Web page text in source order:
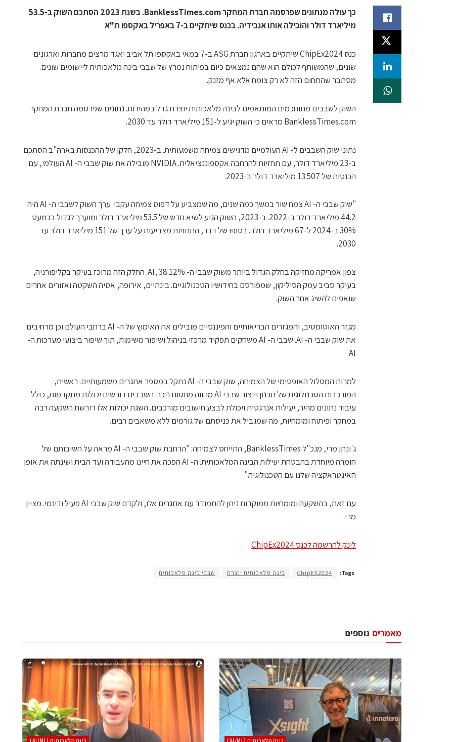
כך עולה מנתונים שפרסמה חברת המחקר BanklessTimes.com. בשנת 2023 הסתכם השוק ב-53.5
מיליארד דולר והובילה אותו אנבידיה. בכנס שיתקיים ב-7 באפריל באקספו ת"א
כנס ChipEx2024 שיתקיים בארגון חברת ASG ב-7 במאי באקספו תל אביב יאגד מרצים מחברות וארגונים
שונים, שהמשותף לכולם הוא שהם נמצאים כיום בפיתוח נמרץ של שבבי בינה מלאכותית ליישומים שונים.
מסתבר שהתחום הזה לא רק צומח אלא אף מזנק.
השוק לשבבים מתוחכמים המותאמים לבינה מלאכותית יוצרת גדל במהירות. נתונים שפרסמה חברת המחקר
BanklessTimes.com מראים כי השוק יגיע ל-151 מיליארד דולר עד 2030.
נתוני שוק השבבים ל- AI העולמיים מדגישים צמיחה משמעותית. ב-2023, חלקן של ההכנסות בארה"ב הסתכם
ב-23 מיליארד דולר, עם תחזיות להרחבה אקספוננציאלית. NVIDIA מובילה את שוק שבבי ה- AI העולמי, עם
הכנסות של 13.507 מיליארד דולר ב-2023.
"שוק שבבי ה- AI צמח שור במשך כמה שנים, מה שמצביע על דפוס צמיחה עקבי. ערך השוק לשבבי ה- AI היה
44.2 מיליארד דולר ב-2022. ב-2023, השוק הגיע לשיא חדש של 53.5 מיליארד דולר ומוערך לגדול בכמעט
30% ב-2024 ל-67 מיליארד דולר. בסופו של דבר, התחזיות מצביעות על ערך של 151 מיליארד דולר עד
2030.
צפון אמריקה מחזיקה בחלק הגדול ביותר משוק שבבי ה- AI, 38.12%. החלק הזה מרוכז בעיקר בקליפורניה,
בעיקר סביב עמק הסיליקון, שמפורסם בחידושיו הטכנולוגיים. בינתיים, אירופה, אסיה השקטה ואזורים אחרים
שואפים להשיג אחר השוק.
מגזר האוטומטיב, והמגזרים הבריאותיים והפיננסיים מובילים את האימוץ של ה- AI ברחבי העולם וכן מרחיבים
את שוק שבבי ה- AI. שבבי ה- AI משחקים תפקיד מרכזי בניהול ושיפור משימות, תוך שיפור ביצועי מערכות ה-
AI.
למרות המסלול האופטימי של הצמיחה, שוק שבבי ה- AI נתקל במספר אתגרים משמעותיים. ראשית,
המורכבות הטכנולוגית של תכנון וייצור שבבי AI מהווה מחסום ניכר. השבבים דורשים יכולות מתקדמות, כולל
עיבוד נתונים מהיר, יעילות אנרגטית ויכולת לבצע חישובים מורכבים. השגת יכולות אלו דורשת השקעה רבה
במחקר ופיתוח ומומחיות, מה שמגביל את כניסתם של גורמים ללא משאבים רבים.
ג'ונתן מרי, מנכ"ל BanklessTimes, התייחס לצמיחה: "הרחבת שוק שבבי ה- AI מראה על חשיבותם של
חומרה מיוחדת בהבטחת יעילות הבינה המלאכותית. ה- AI הפכה את חיינו מהעבודה ועד הבית ושינתה את אופן
האינטראקציה שלנו עם הטכנולוגיה."
עם זאת, בהשקעה ומומחיות ממוקדות ניתן להתמודד עם אתגרים אלו, ולקדם שוק שבבי AI פעיל ודינמי. מציין
מרי.
לינק להרשמה לכנס ChipEx2024
Tags:
ChipEX2024 בינה מלאכותית יוצרת שבבי בינה מלאכותית
נוספים מאמרים
בינה מלאכותית (AI/ML) בינה מלאכותית (AI/ML)